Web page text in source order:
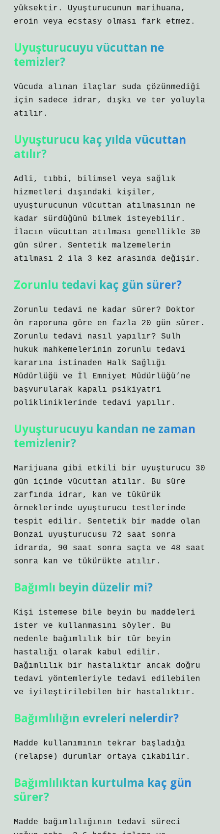
yüksektir. Uyuşturucunun marihuana,
eroin veya ecstasy olması fark etmez.
Uyuşturucuyu vücuttan ne
temizler?
Vücuda alınan ilaçlar suda çözünmediği
için sadece idrar, dışkı ve ter yoluyla
atılır.
Uyuşturucu kaç yılda vücuttan
atılır?
Adli, tıbbi, bilimsel veya sağlık
hizmetleri dışındaki kişiler,
uyuşturucunun vücuttan atılmasının ne
kadar sürdüğünü bilmek isteyebilir.
İlacın vücuttan atılması genellikle 30
gün sürer. Sentetik malzemelerin
atılması 2 ila 3 kez arasında değişir.
Zorunlu tedavi kaç gün sürer?
Zorunlu tedavi ne kadar sürer? Doktor
ön raporuna göre en fazla 20 gün sürer.
Zorunlu tedavi nasıl yapılır? Sulh
hukuk mahkemelerinin zorunlu tedavi
kararına istinaden Halk Sağlığı
Müdürlüğü ve İl Emniyet Müdürlüğü’ne
başvurularak kapalı psikiyatri
polikliniklerinde tedavi yapılır.
Uyuşturucuyu kandan ne zaman
temizlenir?
Marijuana gibi etkili bir uyuşturucu 30
gün içinde vücuttan atılır. Bu süre
zarfında idrar, kan ve tükürük
örneklerinde uyuşturucu testlerinde
tespit edilir. Sentetik bir madde olan
Bonzai uyuşturucusu 72 saat sonra
idrarda, 90 saat sonra saçta ve 48 saat
sonra kan ve tükürükte atılır.
Bağımlı beyin düzelir mi?
Kişi istemese bile beyin bu maddeleri
ister ve kullanmasını söyler. Bu
nedenle bağımlılık bir tür beyin
hastalığı olarak kabul edilir.
Bağımlılık bir hastalıktır ancak doğru
tedavi yöntemleriyle tedavi edilebilen
ve iyileştirilebilen bir hastalıktır.
Bağımlılığın evreleri nelerdir?
Madde kullanımının tekrar başladığı
(relapse) durumlar ortaya çıkabilir.
Bağımlılıktan kurtulma kaç gün
sürer?
Madde bağımlılığının tedavi süreci